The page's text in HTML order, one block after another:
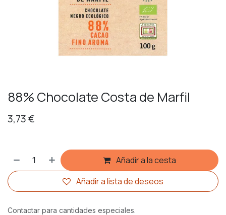
88% Chocolate Costa de Marfil
3,73€
Añadir a la cesta
Añadir a lista de deseos
Contactar para cantidades especiales.